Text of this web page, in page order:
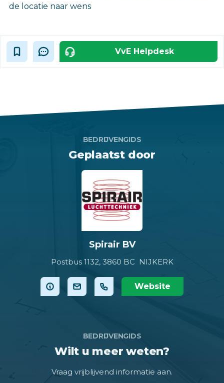
de locatie naar wens
VvE Helpdesk
BEDRIJVENGIDS
Geplaatst door
Spirair BV
Postbus 1132, 3860 BC NIJKERK
Website
BEDRIJVENGIDS
Wilt u meer weten?
Vraag vrijblijvend informatie aan.